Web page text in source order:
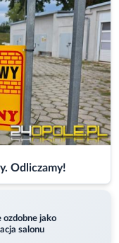
Odliczamy!
ozdobne jako
salonu